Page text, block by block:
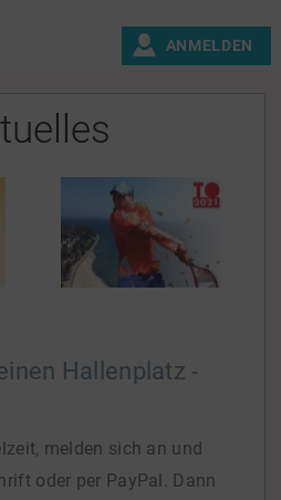
ANMELDEN
Hallenplatz -
melden sich an und
oder per PayPal. Dann